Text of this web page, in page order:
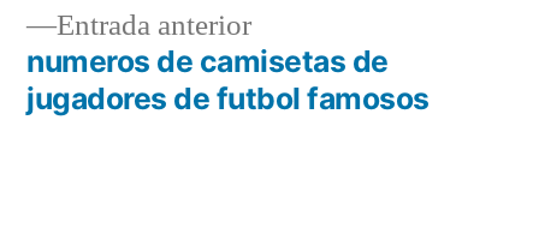
entradas
Entrada anteriorEntrada
anterior:
numeros de camisetas de
jugadores de futbol famosos